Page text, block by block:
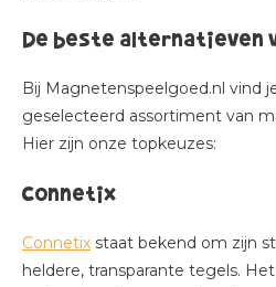
De beste alternatieven
Bij Magnetenspeelgoed.nl vind
geselecteerd assortiment van
Hier zijn onze topkeuzes:
Connetix
Connetix staat bekend om zijn
heldere, transparante tegels.